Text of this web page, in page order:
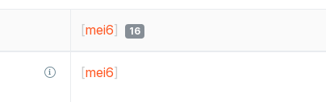
[mei6] 16
[mei6]